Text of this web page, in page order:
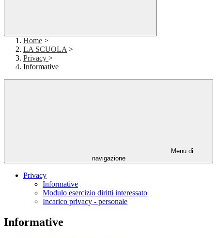
Home >
LA SCUOLA >
Privacy >
Informative
Menu di
navigazione
Privacy
Informative
Modulo esercizio diritti interessato
Incarico privacy - personale
Informative